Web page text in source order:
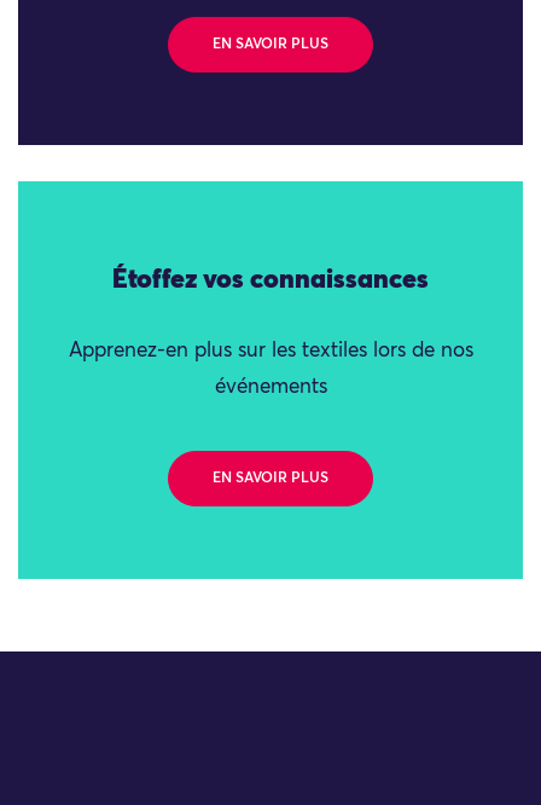
EN SAVOIR PLUS
Étoffez vos connaissances
Apprenez-en plus sur les textiles lors de nos
événements
EN SAVOIR PLUS